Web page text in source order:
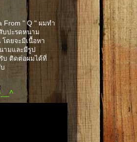
From " Q " ผมทำ
บปะรดหนาม
โดยจะมีเนื้อหา
ามและมีรูป
บ ติดต่อผมได้ที่